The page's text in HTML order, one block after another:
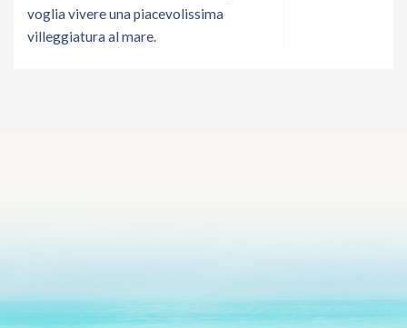
voglia vivere una piacevolissima
villeggiatura al mare.